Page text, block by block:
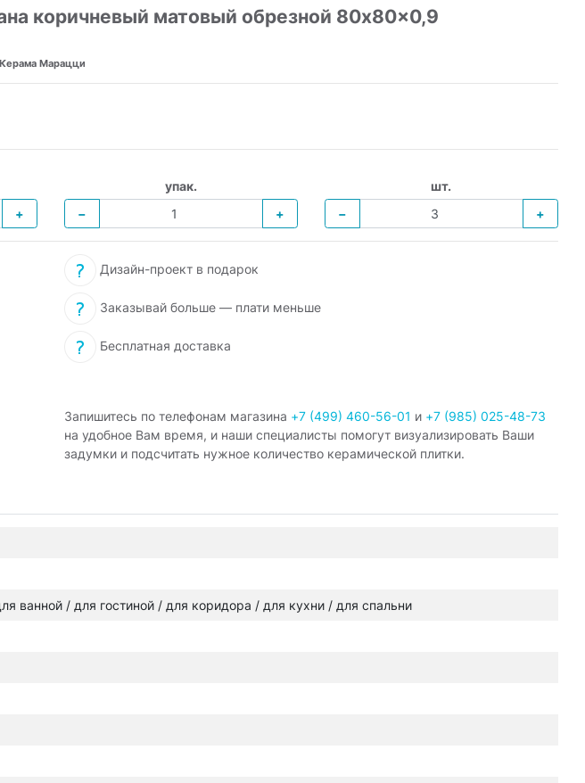
коричневый матовый обрезной 80x80x0,9
Керама Марацци
+
упак.
−
+
шт.
−
+
Дизайн-проект в подарок
Заказывай больше — плати меньше
Бесплатная доставка
Запишитесь по телефонам магазина +7 (499) 460-56-01 и +7 (985) 025-48-73
на удобное Вам время, и наши специалисты помогут визуализировать Ваши
задумки и подсчитать нужное количество керамической плитки.
ванной / для гостиной / для коридора / для кухни / для спальни